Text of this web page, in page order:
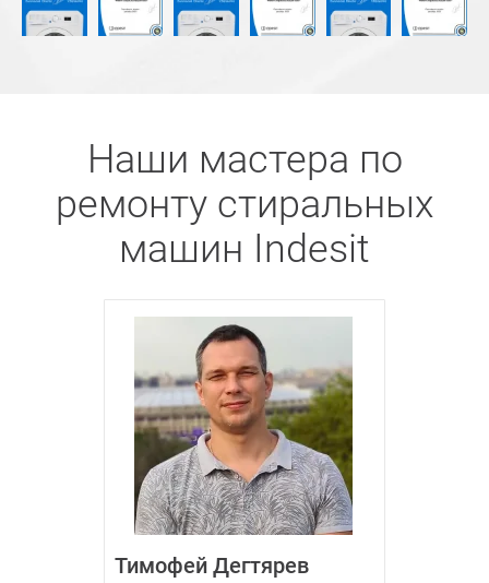
Наши мастера по
ремонту стиральных
машин Indesit
Тимофей Дегтярев